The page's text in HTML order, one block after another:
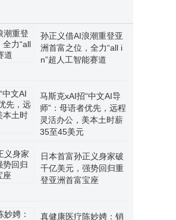
孙正义借AI浪潮重登亚
洲首富之位，全力“all i
n”超人工智能赛道
马斯克xAI招“中文AI导
师”：母语者优先，远程
灵活办公，美本土时薪
35至45美元
日本首富孙正义身家破
千亿美元，强势回归重
登亚洲首富宝座
真健康医疗陈妙娉：销